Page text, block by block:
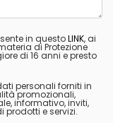
in questoLINK, ai
di Protezione
di 16 anni e presto
personali forniti in
promozionali,
informativo, inviti,
e servizi.